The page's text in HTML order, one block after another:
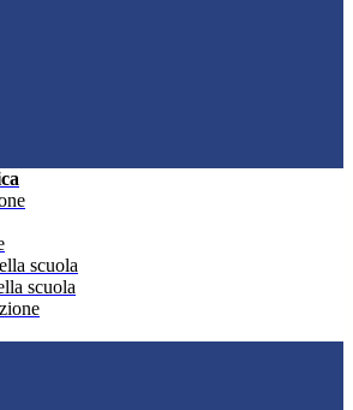
scuola
scuola